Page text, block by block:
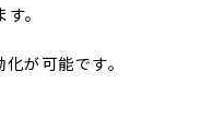
。
が可能です。